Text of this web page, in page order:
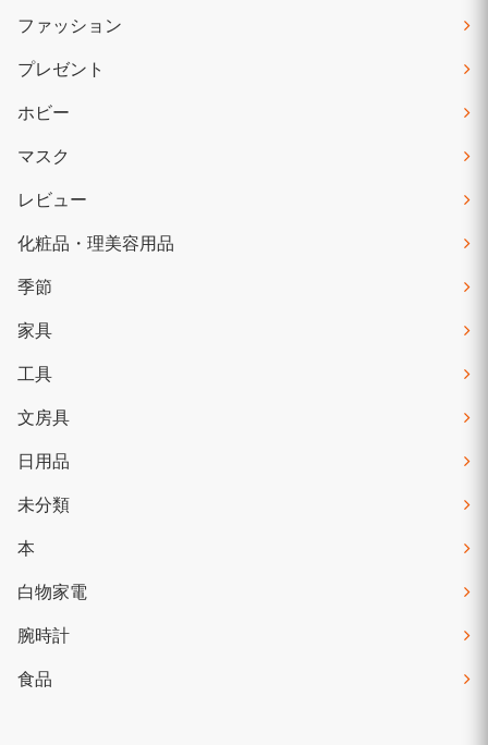
ファッション
プレゼント
ホビー
マスク
レビュー
化粧品・理美容用品
季節
家具
工具
文房具
日用品
未分類
本
白物家電
腕時計
食品